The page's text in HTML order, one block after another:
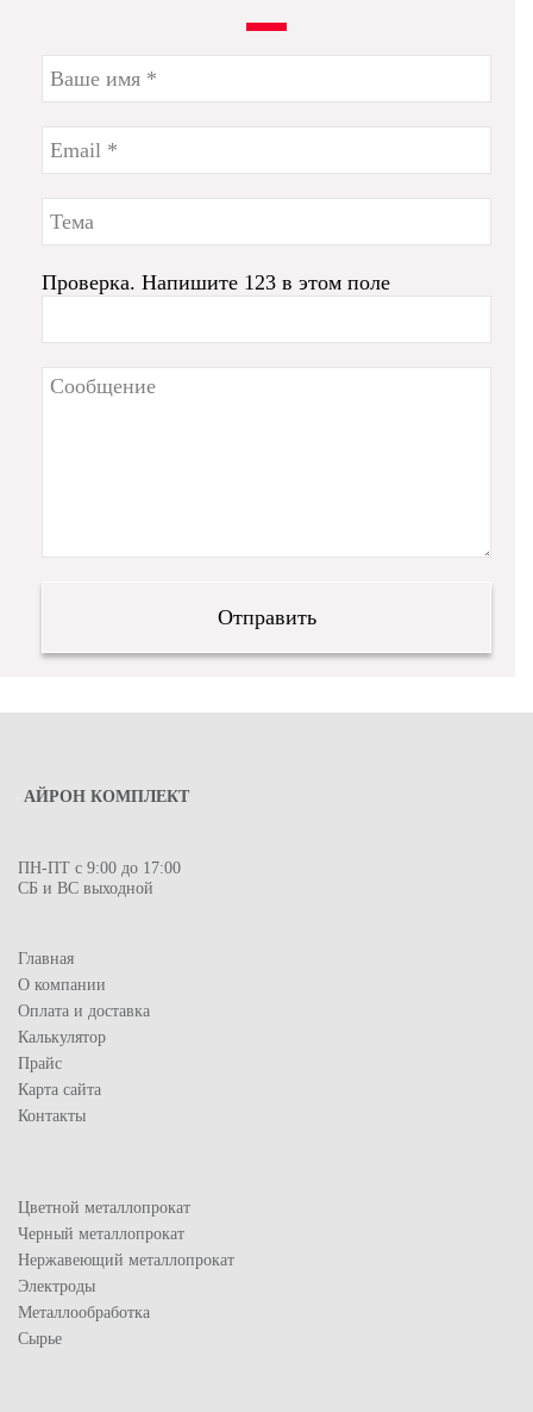
Проверка. Напишите 123 в этом поле
АЙРОН КОМПЛЕКТ
ПН-ПТ с 9:00 до 17:00
СБ и ВС выходной
Главная
О компании
Оплата и доставка
Калькулятор
Прайс
Карта сайта
Контакты
Цветной металлопрокат
Черный металлопрокат
Нержавеющий металлопрокат
Электроды
Металлообработка
Сырье